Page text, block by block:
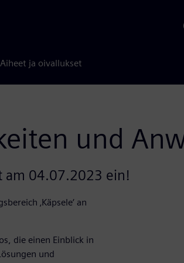
Aiheet ja oivallukset
und
am 04.07.2023 ein!
‚Käpsele‘ an
die einen Einblick in
und